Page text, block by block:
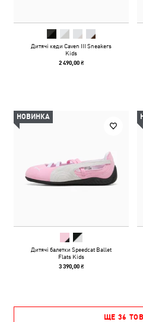
Дитячі кеди Caven III Sneakers
Kids
2 490,00 ₴
НОВИНКА
Дитячі балетки Speedcat Ballet
Flats Kids
3 390,00 ₴
ЩЕ 36